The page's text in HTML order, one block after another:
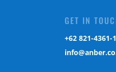
GET IN
‎+62 821-4361-